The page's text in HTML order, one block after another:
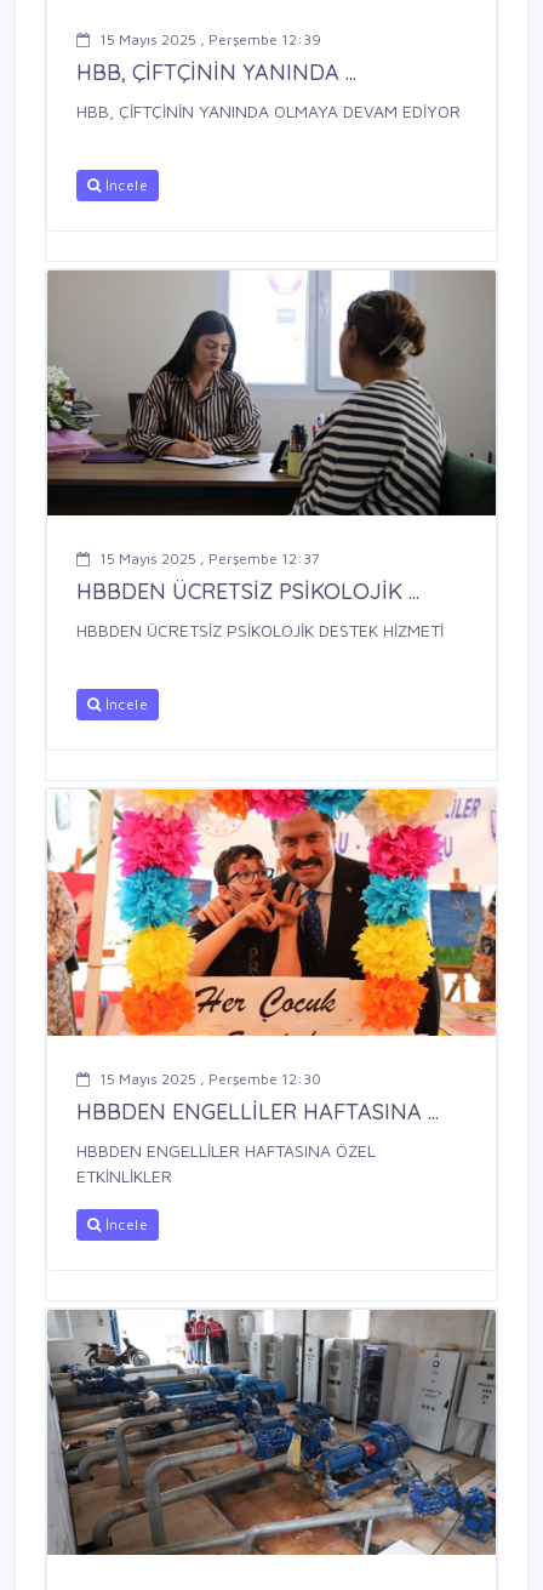
15 Mayıs 2025 , Perşembe 12:39
HBB, ÇİFTÇİNİN YANINDA ...
HBB, ÇİFTÇİNİN YANINDA OLMAYA DEVAM EDİYOR
İncele
15 Mayıs 2025 , Perşembe 12:37
HBBDEN ÜCRETSİZ PSİKOLOJİK ...
HBBDEN ÜCRETSİZ PSİKOLOJİK DESTEK HİZMETİ
İncele
15 Mayıs 2025 , Perşembe 12:30
HBBDEN ENGELLİLER HAFTASINA ...
HBBDEN ENGELLİLER HAFTASINA ÖZEL
ETKİNLİKLER
İncele